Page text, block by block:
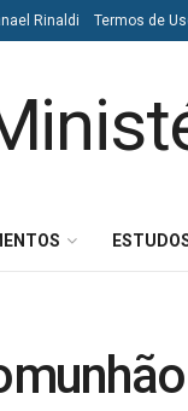
Rinaldi Termos de